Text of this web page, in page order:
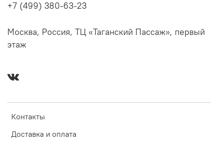
Контакты
Доставка и оплата
+7 (499) 380-63-23
Москва, Россия, ТЦ «Таганский Пассаж», первый
этаж